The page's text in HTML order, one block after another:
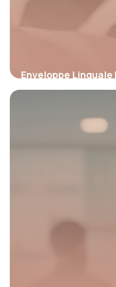
Enveloppe Linguale
Révolution dans la